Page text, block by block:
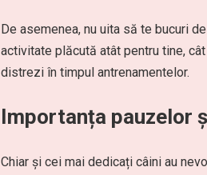
De asemenea, nu uita să te bucuri
activitate plăcută atât pentru tine,
distrezi în timpul antrenamentelor.
Importanța pauzelor
Chiar și cei mai dedicați câini au